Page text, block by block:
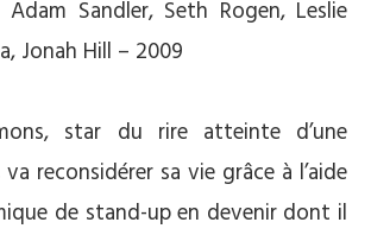
Sandler, Seth Rogen, Leslie
Jonah Hill – 2009
star du rire atteinte d’une
reconsidérer sa vie grâce à l’aide
de stand-up en devenir dont il